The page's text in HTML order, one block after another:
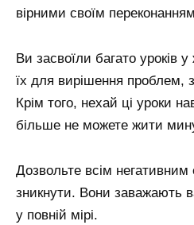
вірними своїм
Ви засвоїли багато уроків
їх для вирішення проблем,
Крім того, нехай ці уроки
більше не можете жити
Дозвольте всім негативним
зникнути. Вони заважають
у повній мірі.